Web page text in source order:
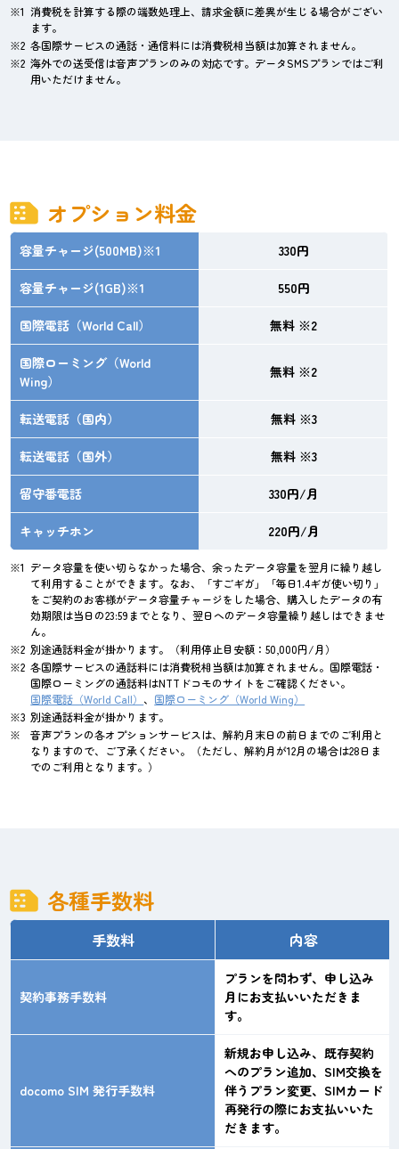
消費税を計算する際の端数処理上、請求金額に差異が生じる場合がござい
ます。
各国際サービスの通話・通信料には消費税相当額は加算されません。
海外での送受信は音声プランのみの対応です。データSMSプランではご利
用いただけません。
オプション料金
容量チャージ(500MB)※1 330円
容量チャージ(1GB)※1 550円
国際電話（World Call） 無料 ※2
国際ローミング（World
Wing）
無料 ※2
転送電話（国内） 無料 ※3
転送電話（国外） 無料 ※3
留守番電話 330円/月
キャッチホン 220円/月
データ容量を使い切らなかった場合、余ったデータ容量を翌月に繰り越し
て利用することができます。なお、「すごギガ」「毎日1.4ギガ使い切り」
をご契約のお客様がデータ容量チャージをした場合、購入したデータの有
効期限は当日の23:59までとなり、翌日へのデータ容量繰り越しはできませ
ん。
別途通話料金が掛かります。（利用停止目安額：50,000円/月）
各国際サービスの通話料には消費税相当額は加算されません。国際電話・
国際ローミングの通話料はNTTドコモのサイトをご確認ください。
国際電話（World Call） 、 国際ローミング（World Wing）
別途通話料金が掛かります。
音声プランの各オプションサービスは、解約月末日の前日までのご利用と
なりますので、ご了承ください。（ただし、解約月が12月の場合は28日ま
でのご利用となります。）
各種手数料
手数料 内容
契約事務手数料
プランを問わず、申し込み
月にお支払いいただきま
す。
docomo SIM 発行手数料
新規お申し込み、既存契約
へのプラン追加、SIM交換を
伴うプラン変更、SIMカード
再発行の際にお支払いいた
だきます。